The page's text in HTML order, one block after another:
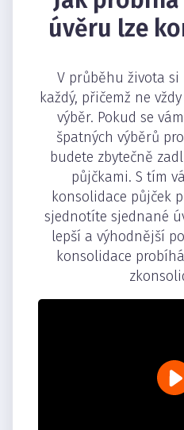
úvěru lze
V průběhu života
každý, přičemž ne
výběr. Pokud se
špatných výběrů
budete zbytečně
půjčkami. S tím
konsolidace půjček
sjednotíte sjednané
lepší a výhodnější
konsolidace